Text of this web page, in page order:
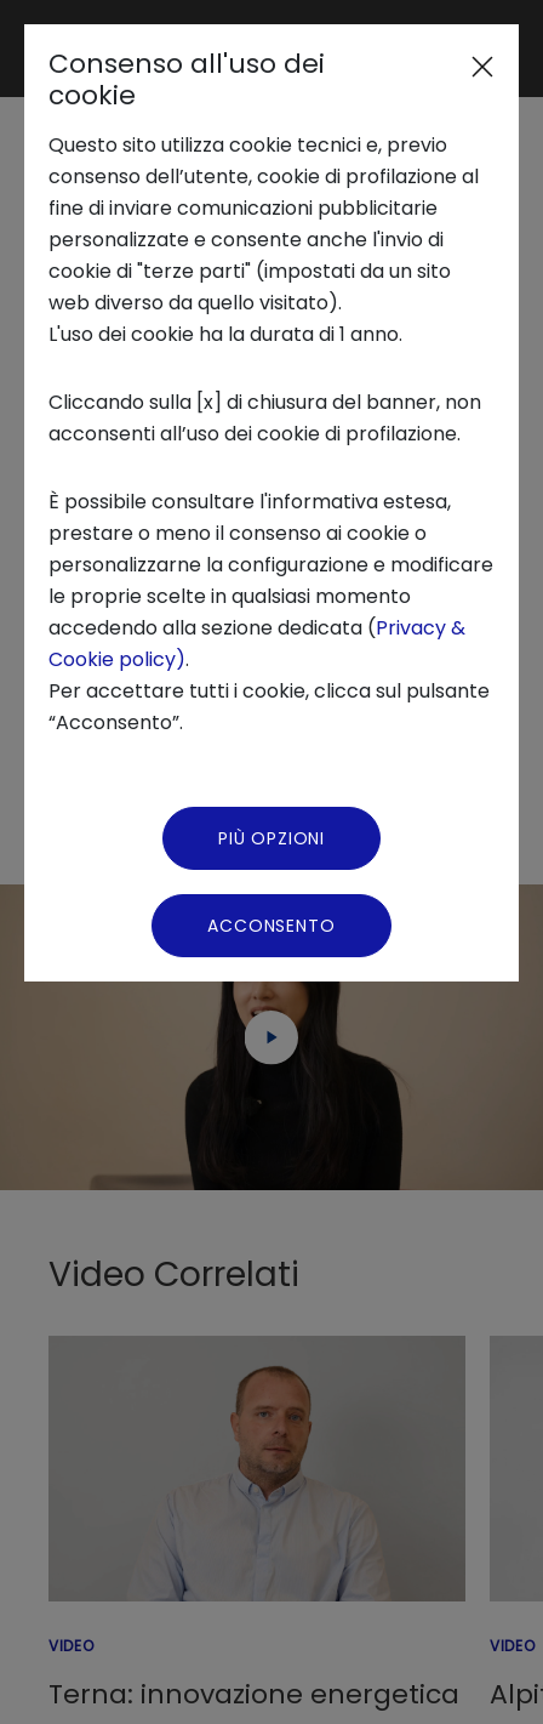
Area riservata
Trend Analysis
Applied Research
Startup Development
Business Transformation
Ecosystem enabling
Chi siamo
News ed Eventi
ALOE
Julia Zheng CEO & Co-Founder
Julia ZhengèCEO & Co-Founder di
piattaforma di esperienze progettate per
l'hospitality.Julia racconta che cosa si
aspetta dalla partecipazione ad
Italian Lifestyl
e 2025: trovare unnetwork di partner
industrialicon cui costruire soluzioni nuove,
per portare al mercato un prodotto ancora
più innovativo, creando ulteriori sinergie tra le
strutture alberghiere, gli artigiani e i fornitori di
esperienza sul territorio.
Video Correlati
VIDEO
Terna: innovazione energetica
VIDEO
Consenso all'uso dei
cookie
Questo sito utilizza cookie tecnici e, previo
consenso dell’utente, cookie di profilazione al
fine di inviare comunicazioni pubblicitarie
personalizzate e consente anche l'invio di
cookie di "terze parti" (impostati da un sito
web diverso da quello visitato).
L'uso dei cookie ha la durata di 1 anno.
Cliccando sulla [x] di chiusura del banner, non
acconsenti all’uso dei cookie di profilazione.
È possibile consultare l'informativa estesa,
prestare o meno il consenso ai cookie o
personalizzarne la configurazione e modificare
le proprie scelte in qualsiasi momento
accedendo alla sezione dedicata (Privacy &
Cookie policy).
Per accettare tutti i cookie, clicca sul pulsante
“Acconsento”.
PIÙ OPZIONI
ACCONSENTO